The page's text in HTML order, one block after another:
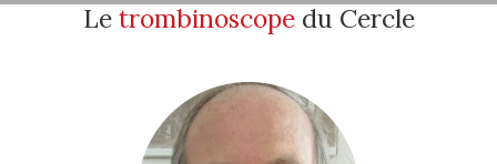
Le trombinoscopedu Cercle